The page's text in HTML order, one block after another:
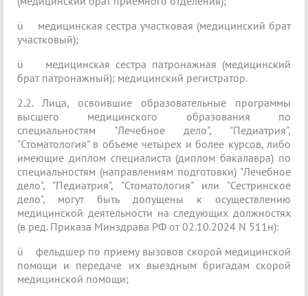
ü медицинская сестра участковая (медицинский брат
участковый);
ü медицинская сестра патронажная (медицинский
брат патронажный); медицинский регистратор.
2.2. Лица, освоившие образовательные программы
высшего медицинского образования по
специальностям "Лечебное дело", "Педиатрия",
"Стоматология" в объеме четырех и более курсов, либо
имеющие диплом специалиста (диплом бакалавра) по
специальностям (направлениям подготовки) "Лечебное
дело", "Педиатрия", "Стоматология" или "Сестринское
дело", могут быть допущены к осуществлению
медицинской деятельности на следующих должностях
(в ред. Приказа Минздрава РФ от 02.10.2024 N 511н):
ü фельдшер по приему вызовов скорой медицинской
помощи и передаче их выездным бригадам скорой
медицинской помощи;